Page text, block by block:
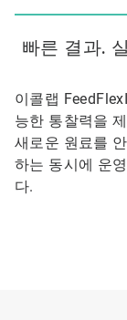
빠른 결과.
이콜랩
능한 통찰력을
새로운 원료를
하는 동시에 운
다.